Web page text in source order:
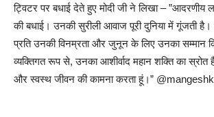
ट्विटर पर बधाई देते हुए मोदी जी ने लिखा – ”आदरणीय
की बधाई। उनकी सुरीली आवाज पूरी दुनिया में गूंजती
प्रति उनकी विनम्रता और जुनून के लिए उनका सम्मान
व्यक्तिगत रूप से, उनका आशीर्वाद महान शक्ति का
और स्वस्थ जीवन की कामना करता हूं।”